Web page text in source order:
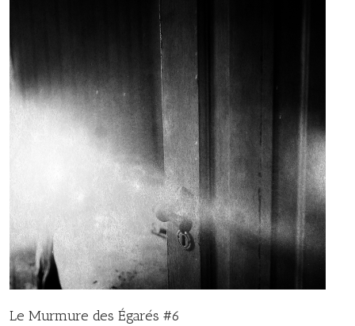
Le Murmure des Égarés #6